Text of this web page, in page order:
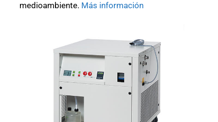
medioambiente. Más información